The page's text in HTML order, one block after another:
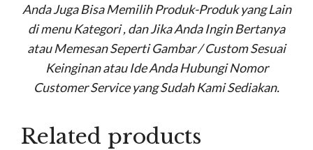
Anda Juga Bisa Memilih Produk-Produk yang Lain
di menu Kategori , dan Jika Anda Ingin Bertanya
atau Memesan Seperti Gambar / Custom Sesuai
Keinginan atau Ide Anda Hubungi Nomor
Customer Service yang Sudah Kami Sediakan.
Related products